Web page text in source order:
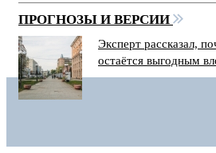
ПРОГНОЗЫ И ВЕРСИИ
Эксперт рассказал,
остаётся выгодным